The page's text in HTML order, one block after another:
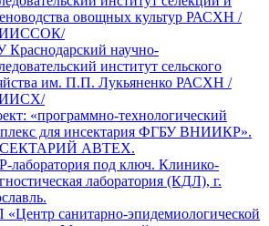
овощных культур РАСХН /
Краснодарский научно-
институт сельского
им. П.П. Лукьяненко РАСХН /
«программно-технологический
для инсектария ФГБУ ВНИИКР».
АВТЕХ.
лаборатория под ключ. Клинико-
лаборатория (КДЛ), г.
«Центр санитарно-эпидемиологической